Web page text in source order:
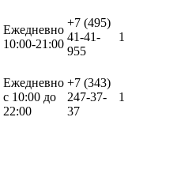
Ежедневно
10:00-21:00
+7 (495)
41-41-
955
1
Ежедневно
с 10:00 до
22:00
+7 (343)
247-37-
37
1